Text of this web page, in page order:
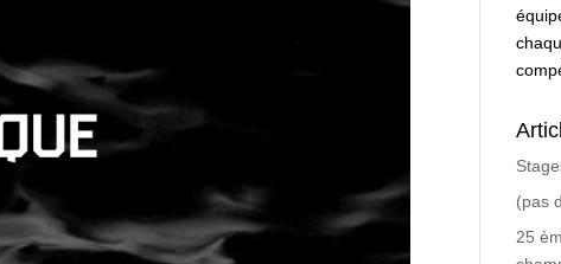
(pas
25